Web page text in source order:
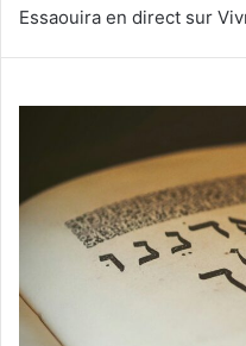
Essaouira en direct sur